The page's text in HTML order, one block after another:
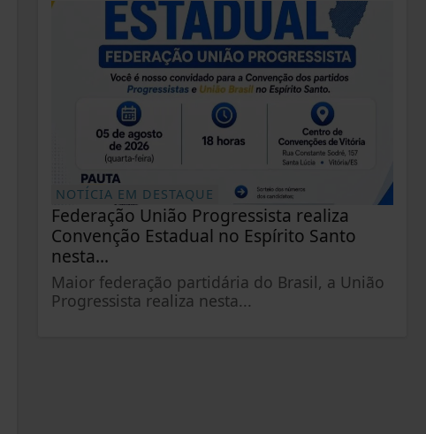
NOTÍCIA EM DESTAQUE
Federação União Progressista realiza
Convenção Estadual no Espírito Santo
nesta...
Maior federação partidária do Brasil, a União
Progressista realiza nesta...